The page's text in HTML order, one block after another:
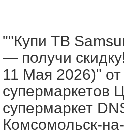
""Купи ТВ
— получи
11 Мая 2026)" от
супермаркетов
супермаркет
Комсомольск-